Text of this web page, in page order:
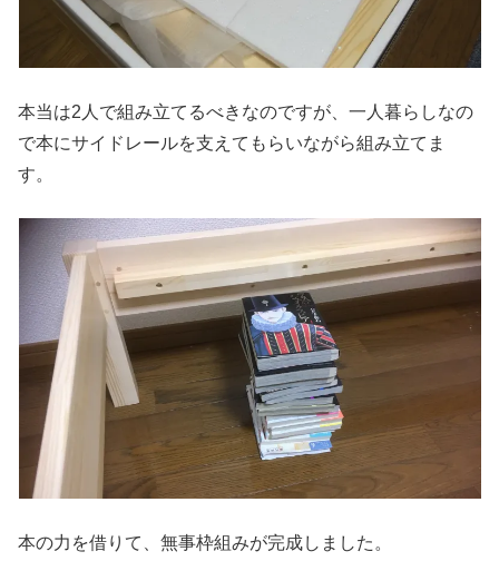
本当は2人で組み立てるべきなのですが、一人暮らしなの
で本にサイドレールを支えてもらいながら組み立てま
す。
本の力を借りて、無事枠組みが完成しました。